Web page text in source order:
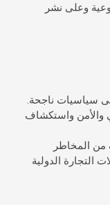
وعلى نشر
سياسيات ناجحة.
والأمن واستكشاف
من المخاطر
التجارة الدولية